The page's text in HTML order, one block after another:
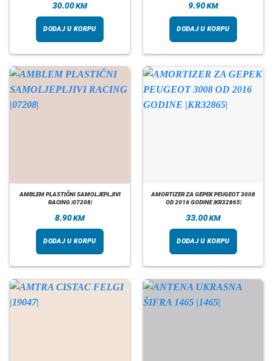
30.00KM
DODAJ U KORPU
9.90KM
DODAJ U KORPU
AMBLEM PLASTIČNI SAMOLJEPLJIVI
RACING |07208|
8.90KM
DODAJ U KORPU
AMORTIZER ZA GEPEK PEUGEOT 3008
OD 2016 GODINE |KR32865|
33.00KM
DODAJ U KORPU